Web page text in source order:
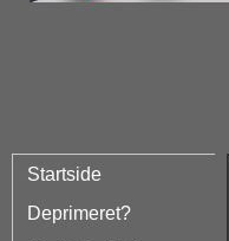
Startside
Deprimeret?